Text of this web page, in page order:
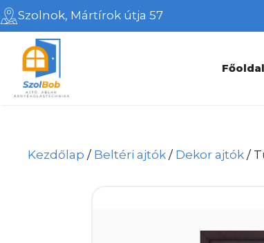
Kilépés
a
tartalomba
Szolnok, Mártírok útja 57
Főoldal
Kezdőlap / Beltéri ajtók / Dekor ajtók /